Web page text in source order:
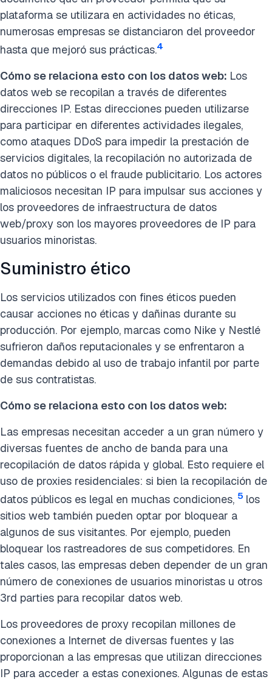
plataforma se utilizara en actividades no éticas,
numerosas empresas se distanciaron del proveedor
hasta que mejoró sus prácticas.4
Cómo se relaciona esto con los datos web: Los
datos web se recopilan a través de diferentes
direcciones IP. Estas direcciones pueden utilizarse
para participar en diferentes actividades ilegales,
como ataques DDoS para impedir la prestación de
servicios digitales, la recopilación no autorizada de
datos no públicos o el fraude publicitario. Los actores
maliciosos necesitan IP para impulsar sus acciones y
los proveedores de infraestructura de datos
web/proxy son los mayores proveedores de IP para
usuarios minoristas.
Suministro ético
Los servicios utilizados con fines éticos pueden
causar acciones no éticas y dañinas durante su
producción. Por ejemplo, marcas como Nike y Nestlé
sufrieron daños reputacionales y se enfrentaron a
demandas debido al uso de trabajo infantil por parte
de sus contratistas.
Cómo se relaciona esto con los datos web:
Las empresas necesitan acceder a un gran número y
diversas fuentes de ancho de banda para una
recopilación de datos rápida y global. Esto requiere el
uso de proxies residenciales: si bien la recopilación de
datos públicos es legal en muchas condiciones, 5 los
sitios web también pueden optar por bloquear a
algunos de sus visitantes. Por ejemplo, pueden
bloquear los rastreadores de sus competidores. En
tales casos, las empresas deben depender de un gran
número de conexiones de usuarios minoristas u otros
3rd parties para recopilar datos web.
Los proveedores de proxy recopilan millones de
conexiones a Internet de diversas fuentes y las
proporcionan a las empresas que utilizan direcciones
IP para acceder a estas conexiones. Algunas de estas